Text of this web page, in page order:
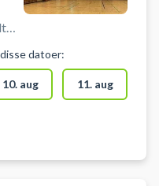
i
datoer:
10. aug 11. aug